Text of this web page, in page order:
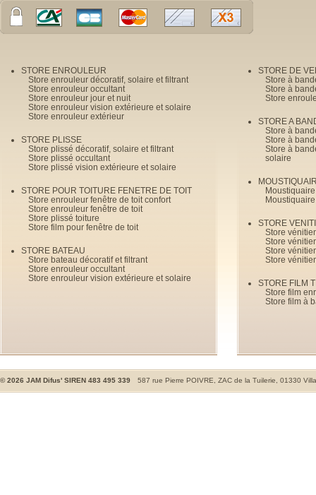
STORE ENROULEUR
Store enrouleur décoratif, solaire et filtrant
Store enrouleur occultant
Store enrouleur jour et nuit
Store enrouleur vision extérieure et solaire
Store enrouleur extérieur
STORE PLISSE
Store plissé décoratif, solaire et filtrant
Store plissé occultant
Store plissé vision extérieure et solaire
STORE POUR TOITURE FENETRE DE TOIT
Store enrouleur fenêtre de toit confort
Store enrouleur fenêtre de toit
Store plissé toiture
Store film pour fenêtre de toit
STORE BATEAU
Store bateau décoratif et filtrant
Store enrouleur occultant
Store enrouleur vision extérieure et solaire
STORE DE
Store à
Store à
Store
STORE A
Store à
Store à
Store à
solaire
STORE
Store
Store
Store
Store
STORE FILM
Store film
Store film à
©2026 JAM Difus' SIREN 483 495 339 587 rue Pierre POIVRE, ZAC de la Tuilerie, 01330